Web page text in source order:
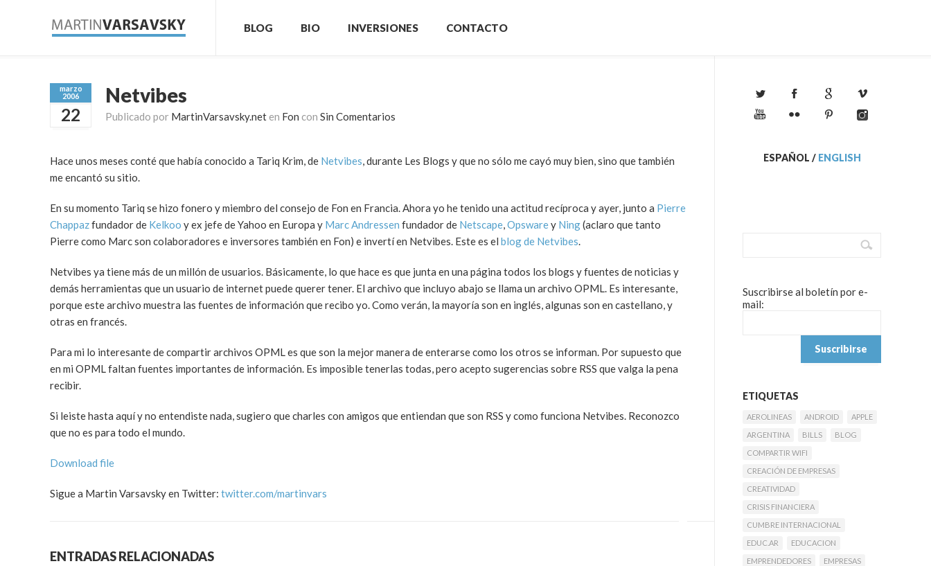
BLOG BIO INVERSIONES CONTACTO
marzo
2006
22
Netvibes
Publicado por MartinVarsavsky.net en Fon con Sin Comentarios
Hace unos meses conté que había conocido a Tariq Krim, de Netvibes, durante Les Blogs y que no sólo me cayó muy bien, sino que también
me encantó su sitio.
En su momento Tariq se hizo fonero y miembro del consejo de Fon en Francia. Ahora yo he tenido una actitud recíproca y ayer, junto a Pierre
Chappazfundador de Kelkoo y ex jefe de Yahoo en Europa y Marc Andressen fundador de Netscape,Opswarey Ning(aclaro que tanto
Pierre como Marc son colaboradores e inversores también en Fon) e invertí en Netvibes. Este es el blog de Netvibes.
Netvibes ya tiene más de un millón de usuarios. Básicamente, lo que hace es que junta en una página todos los blogs y fuentes de noticias y
demás herramientas que un usuario de internet puede querer tener. El archivo que incluyo abajo se llama un archivo OPML. Es interesante,
porque este archivo muestra las fuentes de información que recibo yo. Como verán, la mayoría son en inglés, algunas son en castellano, y
otras en francés.
Para mi lo interesante de compartir archivos OPML es que son la mejor manera de enterarse como los otros se informan. Por supuesto que
en mi OPML faltan fuentes importantes de información. Es imposible tenerlas todas, pero acepto sugerencias sobre RSS que valga la pena
recibir.
Si leiste hasta aquí y no entendiste nada, sugiero que charles con amigos que entiendan que son RSS y como funciona Netvibes. Reconozco
que no es para todo el mundo.
Download file
Sigue a Martin Varsavsky en Twitter: twitter.com/martinvars
ENTRADAS RELACIONADAS
ESPAÑOL / ENGLISH
Suscribirse al boletín por e-
mail:
ETIQUETAS
AEROLINEAS ANDROID
APPLE
ARGENTINA
BILLS
BLOG
COMPARTIR WIFI
CREACIÓN DE EMPRESAS
CREATIVIDAD
CRISIS FINANCIERA
CUMBRE INTERNACIONAL
EDUC.AR
EDUCACION
EMPRENDEDORES
EMPRESAS